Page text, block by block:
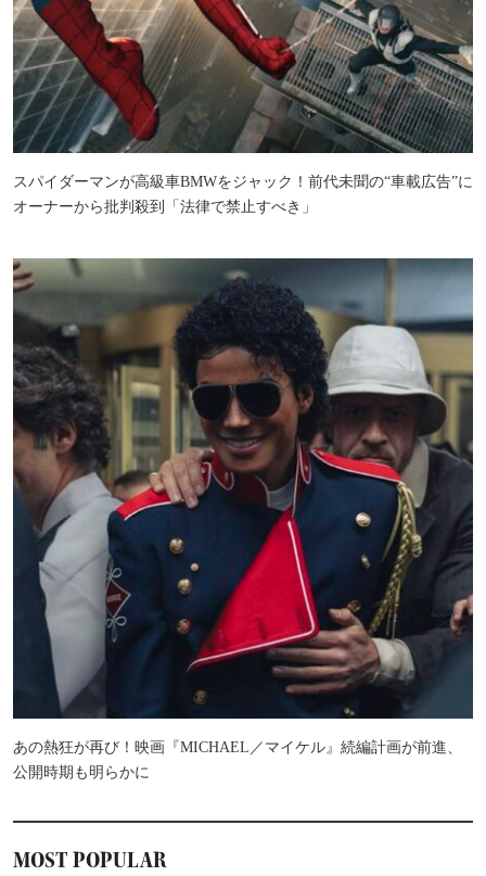
スパイダーマンが高級車BMWをジャック！前代未聞の“車載広告”に
オーナーから批判殺到「法律で禁止すべき」
あの熱狂が再び！映画『MICHAEL／マイケル』続編計画が前進、
公開時期も明らかに
MOST POPULAR